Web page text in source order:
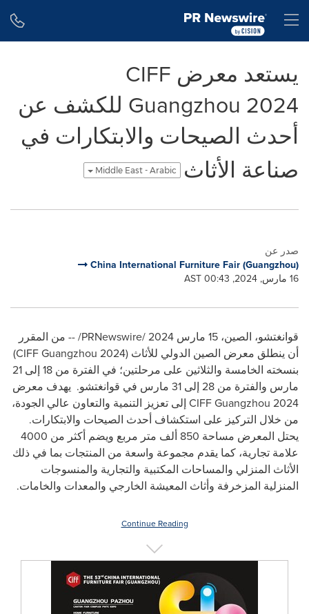
يستعد معرض CIFF
Guangzhou 2024 للكشف عن
أحدث الصيحات والابتكارات في
صناعة الأثاث
Middle East - Arabic
صدر عن
China International Furniture Fair (Guangzhou)
16 مارس, 2024, 00:43 AST
قوانغتشو، الصين، 15 مارس 2024 /PRNewswire/ -- من المقرر
أن ينطلق معرض الصين الدولي للأثاث (CIFF Guangzhou 2024)
بنسخته الخامسة والثلاثين على مرحلتين؛ في الفترة من 18 إلى 21
مارس والفترة من 28 إلى 31 مارس في قوانغتشو. يهدف معرض
CIFF Guangzhou 2024 إلى تعزيز التنمية والتعاون عالي الجودة،
من خلال التركيز على استكشاف أحدث الصيحات والابتكارات.
يحتل المعرض مساحة 850 ألف متر مربع ويضم أكثر من 4000
علامة تجارية، كما يقدم مجموعة واسعة من المنتجات بما في ذلك
الأثاث المنزلي والمساحات المكتبية والتجارية والمنسوجات
المنزلية المزخرفة وأثاث المعيشة الخارجي والمعدات والخامات.
Continue Reading